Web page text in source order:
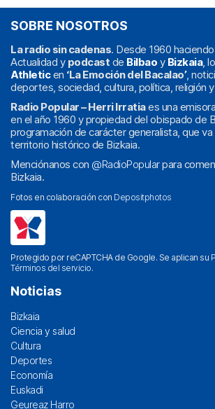
SOBRE NOSOTROS
La radio sin cadenas. Desde 1960
Actualidad y podcast de Bilbao y Bizkaia,
Athleticen ‘La Emoción del Bacalao’,
deportes, sociedad, cultura, política, religión
Radio Popular – Herri Irratiaes una
en el año 1960 y propiedad del obispado de
programación de carácter generalista, que
territorio histórico de Bizkaia.
Menciónanos con @RadioPopularpara
Bizkaia.
Fotos en colaboración con Depositphotos
Protegido por reCAPTCHA de Google. Se aplican su
Términos del servicio.
Noticias
Bizkaia
Ciencia y salud
Cultura
Deportes
Economía
Euskadi
Geureaz Harro